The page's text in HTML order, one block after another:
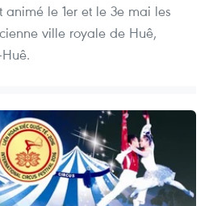
animé le 1er et le 3e mai les
ville royale de Huê,